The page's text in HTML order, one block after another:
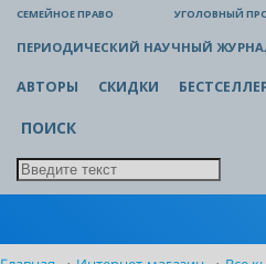
СЕМЕЙНОЕ ПРАВО УГОЛОВНЫЙ
ПЕРИОДИЧЕСКИЙ НАУЧНЫЙ
АВТОРЫ СКИДКИ
ПОИСК